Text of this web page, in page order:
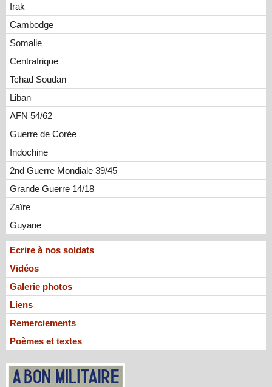
Irak
Cambodge
Somalie
Centrafrique
Tchad Soudan
Liban
AFN 54/62
Guerre de Corée
Indochine
2nd Guerre Mondiale 39/45
Grande Guerre 14/18
Zaïre
Guyane
Ecrire à nos soldats
Vidéos
Galerie photos
Liens
Remerciements
Poèmes et textes